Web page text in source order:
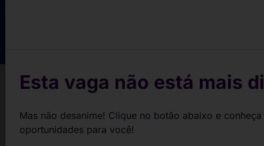
passos
Esta vaga não está mais
Mas não desanime! Clique no botão abaixo e
oportunidades para você!